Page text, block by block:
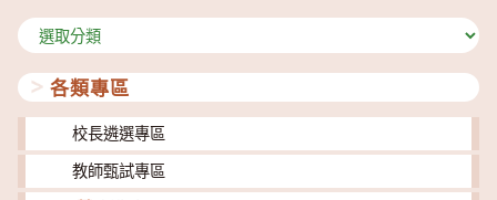
分
類
各類專區
校長遴選專區
教師甄試專區